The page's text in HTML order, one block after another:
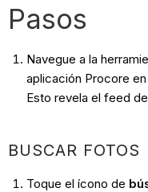
Pasos
Navegue a la
aplicación Procore
Esto revela el feed
BUSCAR FOTOS
Toque el ícono de